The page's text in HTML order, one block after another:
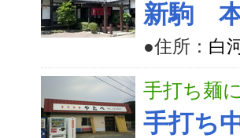
新駒
●住所： 白
手打ち麺
手打ち